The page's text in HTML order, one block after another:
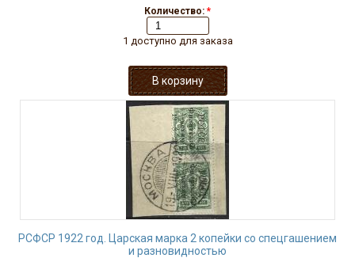
Количество: *
1 доступно для заказа
РСФСР 1922 год. Царская марка 2 копейки со спецгашением
и разновидностью